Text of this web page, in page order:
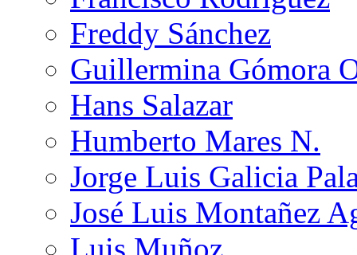
Freddy Sánchez
Guillermina Gómora
Hans Salazar
Humberto Mares N.
Jorge Luis Galicia
José Luis Montañez
Luis Muñoz